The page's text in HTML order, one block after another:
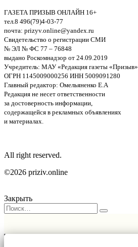
ГАЗЕТА ПРИЗЫВ ОНЛАЙН 16+
тел.8 496(79)4-03-77
почта: prizyv.online@yandex.ru
Свидетельство о регистрации СМИ
№ ЭЛ № ФС 77 – 76848
выдано Роскомнадзор от 24.09.2019
Учредитель: МАУ «Редакция газеты «Призыв»
ОГРН 1145009000256 ИНН 5009091280
Главный редактор: Омельяненко Е.А
Редакция не несет ответственности
за достоверность информации,
содержащейся в рекламных объявлениях
и материалах.
All right reserved.
©2026 priziv.online
Закрыть